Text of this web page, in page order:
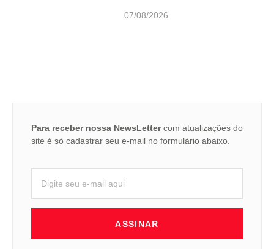
07/08/2026
Para receber nossa NewsLettercom atualizações do
site é só cadastrar seu e-mail no formulário abaixo.
ASSINAR